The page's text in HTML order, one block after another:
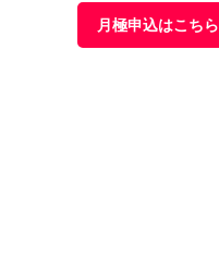
月極申込はこちら